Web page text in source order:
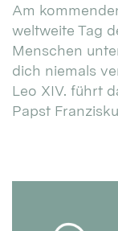
Am
weltweite Tag
Menschen
dich niemals
Leo XIV. führt
Papst